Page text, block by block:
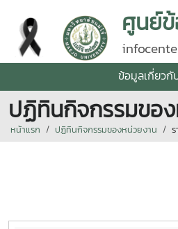
ศูนย์
ข้อมูลเกี่ยวกั
ปฏิทินกิจกรรมขอ
หน้าแรก ปฏิทินกิจกรรมของหน่วยงาน